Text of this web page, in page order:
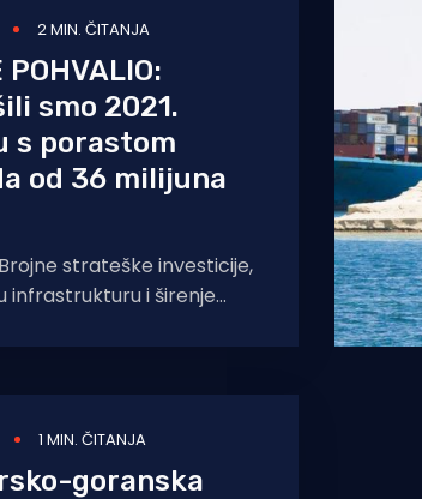
2 MIN. ČITANJA
POHVALIO:
smo 2021.
s porastom
od 36 milijuna
Brojne strateške investicije,
infrastrukturu i širenje
rezultatima u odnosu na
1 MIN. ČITANJA
goranska